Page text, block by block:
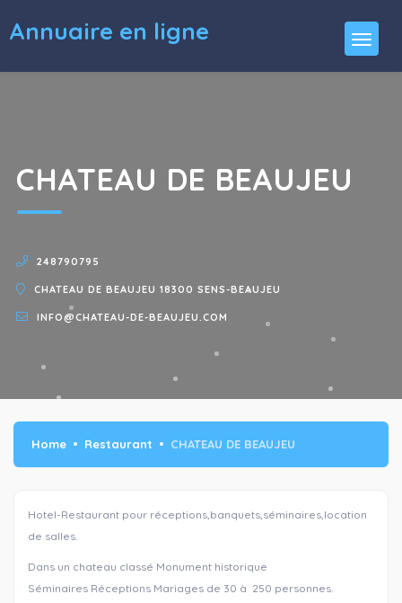
Annuaire en ligne
CHATEAU DE BEAUJEU
248790795
CHATEAU DE BEAUJEU 18300 SENS-BEAUJEU
INFO@CHATEAU-DE-BEAUJEU.COM
Home Restaurant CHATEAU DE BEAUJEU
Hotel-Restaurant pour réceptions,banquets,séminaires,location
de salles.
Dans un chateau classé Monument historique
Séminaires Réceptions Mariages de 30 à 250 personnes.